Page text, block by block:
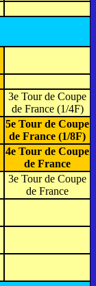
3e Tour de Coupe
de France (1/4F)
5e Tour de Coupe
de France (1/8F)
4e Tour de Coupe
de France
3e Tour de Coupe
de France